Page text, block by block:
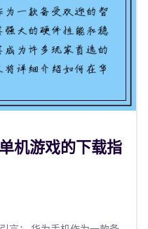
机游戏的下载指